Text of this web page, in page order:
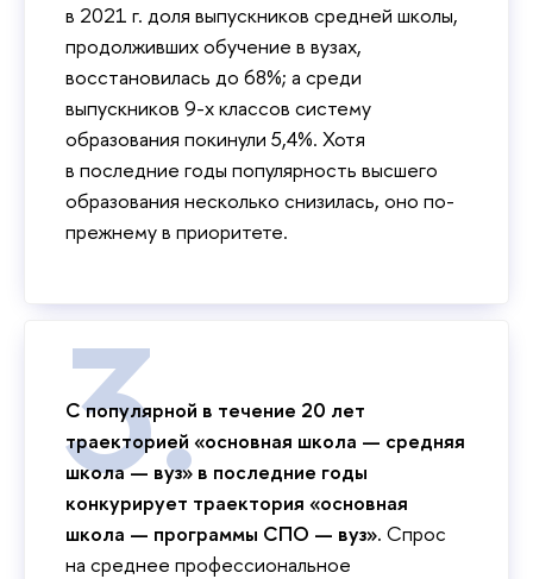
в 2021 г. доля выпускников средней школы,
продолживших обучение в вузах,
восстановилась до 68%; а среди
выпускников 9-х классов систему
образования покинули 5,4%. Хотя
в последние годы популярность высшего
образования несколько снизилась, оно по-
прежнему в приоритете.
С популярной в течение 20 лет
траекторией «основная школа — средняя
школа — вуз» в последние годы
конкурирует траектория «основная
школа — программы СПО — вуз». Спрос
на среднее профессиональное